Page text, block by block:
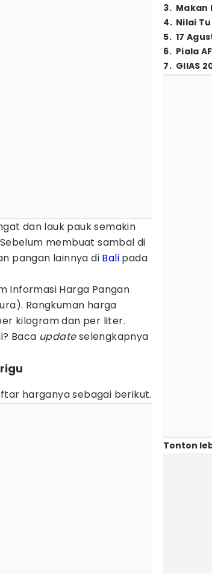
dan lauk pauk semakin
membuat sambal di
pangan lainnya di Bali pada
Informasi Harga Pangan
Rangkuman harga
kilogram dan per liter.
Baca updateselengkapnya
harganya sebagai berikut.
3. Makan
4. Nilai
5. 17
6. Piala
7. GIIAS
Tonton